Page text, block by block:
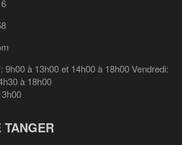
9h00 à 13h00 et 14h00 à 18h00 Vendredi:
à 18h00
TANGER